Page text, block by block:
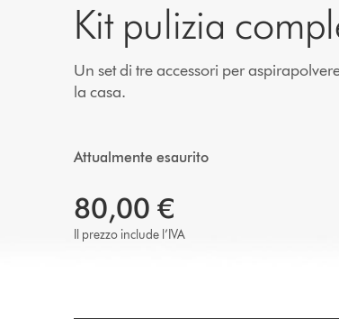
Kit pulizia
Un set di tre accessori per
la casa.
Attualmente esaurito
80,00 €
Il prezzo include l’IVA